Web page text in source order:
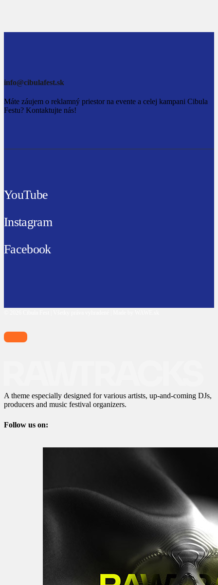
info@cibulafest.sk
Máte záujem o reklamný priestor na evente a celej kampani Cibula
Festu? Kontaktujte nás!
YouTube
Instagram
Facebook
A theme especially designed for various artists, up-and-coming DJs,
producers and music festival organizers.
Follow us on: